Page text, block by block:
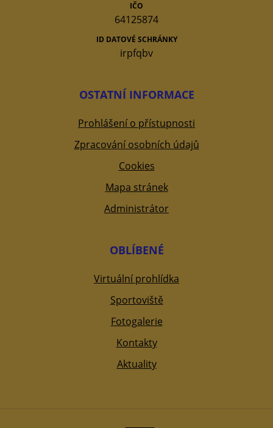
IČO
64125874
ID DATOVÉ SCHRÁNKY
irpfqbv
OSTATNÍ INFORMACE
Prohlášení o přístupnosti
Zpracování osobních údajů
Cookies
Mapa stránek
Administrátor
OBLÍBENÉ
Virtuální prohlídka
Sportoviště
Fotogalerie
Kontakty
Aktuality